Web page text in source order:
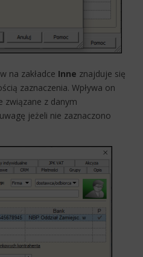
na zakładce Inne znajduje się
zaznaczenia. Wpływa on
związane z danym
jeżeli nie zaznaczono